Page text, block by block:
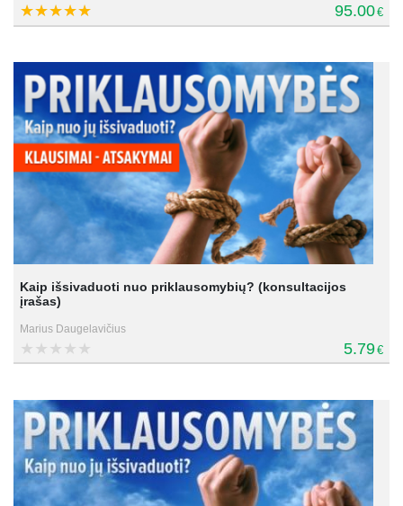
95.00€
Kaip išsivaduoti nuo priklausomybių? (konsultacijos
įrašas)
Marius Daugelavičius
5.79€